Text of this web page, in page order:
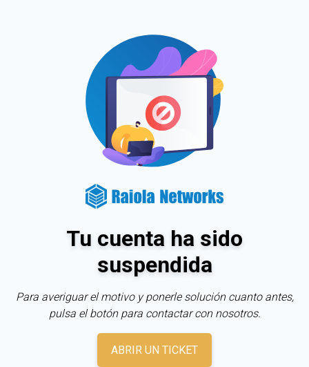
Tu cuenta ha sido
suspendida
Para averiguar el motivo y ponerle solución cuanto antes,
pulsa el botón para contactar con nosotros.
ABRIR UN TICKET